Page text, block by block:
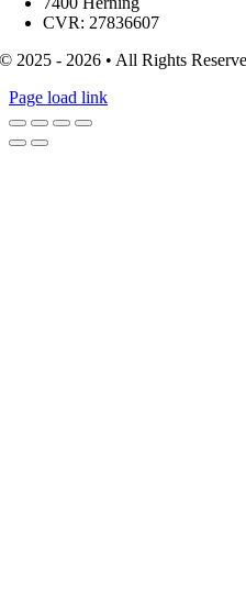
CVR: 27836607
© 2025 - 2026 • All Rights
Page load link